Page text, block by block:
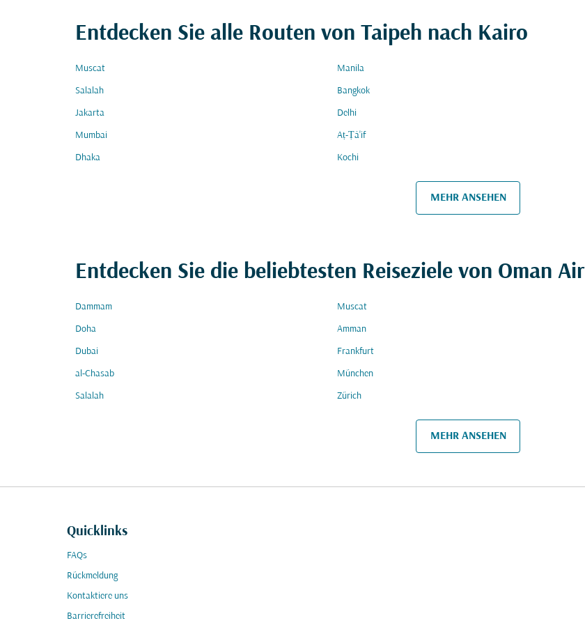
Entdecken Sie alle Routen von Taipeh nach Kairo
Muscat Manila
Salalah Bangkok
Jakarta Delhi
Mumbai Aṭ-Ṭā'if
Dhaka Kochi
MEHR ANSEHEN
Entdecken Sie die beliebtesten Reiseziele von Oman Air
Dammam Muscat
Doha Amman
Dubai Frankfurt
al-Chasab München
Salalah Zürich
MEHR ANSEHEN
Quicklinks
FAQs
Rückmeldung
Kontaktiere uns
Barrierefreiheit